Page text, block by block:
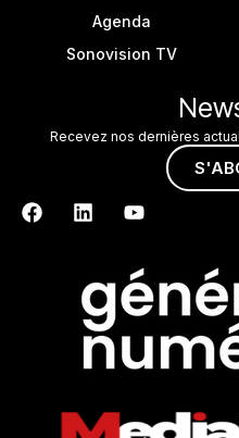
Agenda
Sonovision TV
Recevez nos dernières